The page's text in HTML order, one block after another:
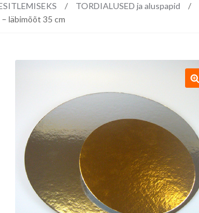
/ TORDIALUSED ja aluspapid /
läbimõõt 35 cm